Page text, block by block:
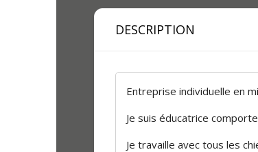
DESCRIPTION
Entreprise individuelle en
Je suis éducatrice
Je travaille avec tous les